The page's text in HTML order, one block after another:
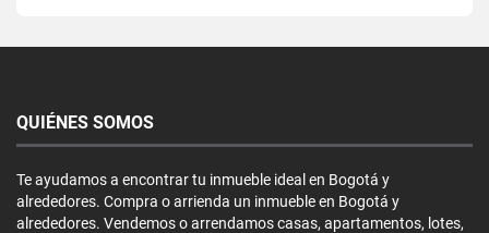
QUIÉNES SOMOS
Te ayudamos a encontrar tu inmueble ideal en Bogotá y
alrededores. Compra o arrienda un inmueble en Bogotá y
alrededores. Vendemos o arrendamos casas, apartamentos, lotes,